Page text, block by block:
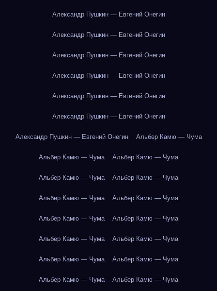
Александр Пушкин — Евгений Онегин
Александр Пушкин — Евгений Онегин
Александр Пушкин — Евгений Онегин
Александр Пушкин — Евгений Онегин
Александр Пушкин — Евгений Онегин
Александр Пушкин — Евгений Онегин
Александр Пушкин — Евгений Онегин Альбер Камю — Чума
Альбер Камю — Чума Альбер Камю — Чума
Альбер Камю — Чума Альбер Камю — Чума
Альбер Камю — Чума Альбер Камю — Чума
Альбер Камю — Чума Альбер Камю — Чума
Альбер Камю — Чума Альбер Камю — Чума
Альбер Камю — Чума Альбер Камю — Чума
Альбер Камю — Чума Альбер Камю — Чума